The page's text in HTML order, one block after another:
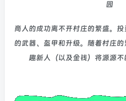
商人的成功离不开村庄的繁盛。
的武器、盔甲和升级。随着村庄
趣新人（以及金钱）将源源不